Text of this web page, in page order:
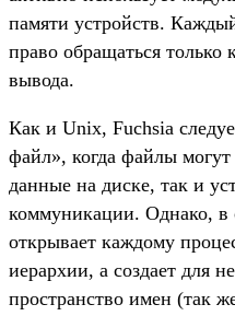
памяти устройств.
право обращаться только
вывода.
Как и Unix, Fuchsia
файл», когда файлы могут
данные на диске, так и
коммуникации. Однако, в
открывает каждому
иерархии, а создает для
пространство имен (так